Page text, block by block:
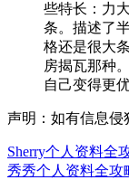
些特长：力
条。描述了
格还是很大
房揭瓦那种
自己变得更
声明：如有信息侵
Sherry个人资料全
秀秀个人资料全攻